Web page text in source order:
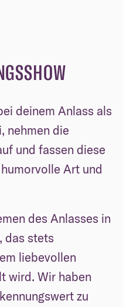
deinem Anlass als
nehmen die
und fassen diese
Art und
des Anlasses in
das stets
liebevollen
wird. Wir haben
zu